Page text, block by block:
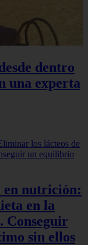
dentro
una experta
en nutrición:
en la
Conseguir
sin ellos